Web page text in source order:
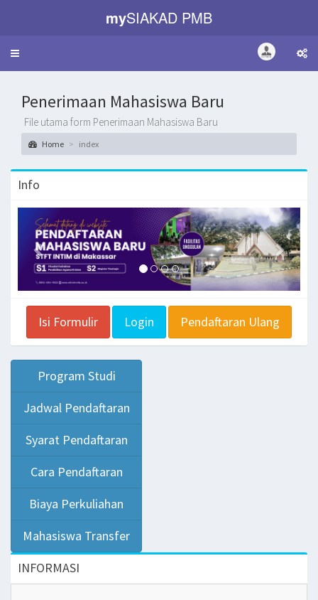
mySIAKAD PMB
Toggle
Penerimaan Mahasiswa Baru
File utama form Penerimaan Mahasiswa Baru
Home index
Info
Previous Next
Isi Formulir Login Pendaftaran Ulang
Program Studi
Jadwal Pendaftaran
Syarat Pendaftaran
Cara Pendaftaran
Biaya Perkuliahan
Mahasiswa Transfer
INFORMASI